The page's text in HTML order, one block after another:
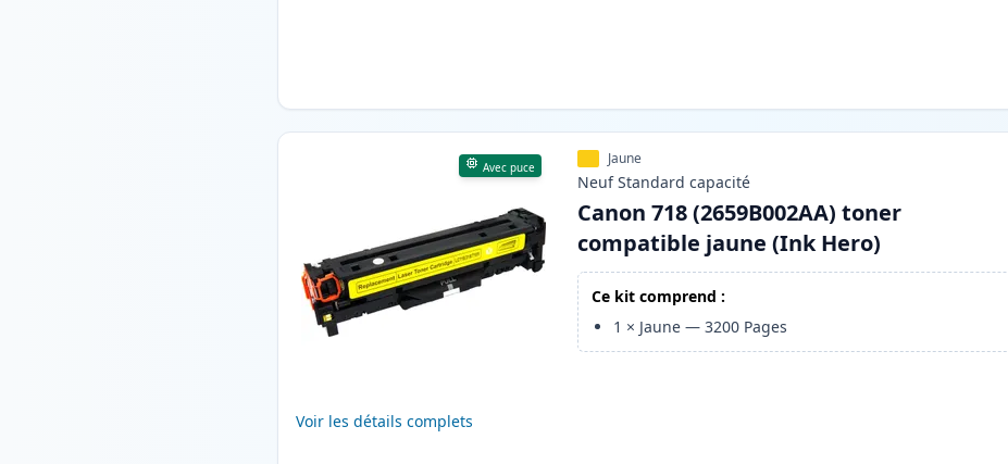
Avec puce
Voir les détails complets
Jaune
Neuf Standard capacité
Canon 718 (2659B002AA) toner
compatible jaune (Ink Hero)
Ce kit comprend :
1 × Jaune —3200 Pages